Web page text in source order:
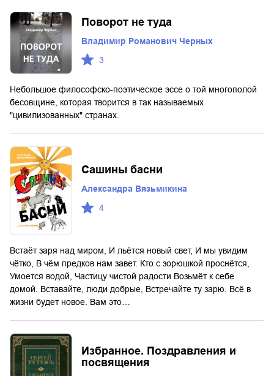
Поворот не туда
Владимир Романович Черных
3
Небольшое философско-поэтическое эссе о той многополой
бесовщине, которая творится в так называемых
"цивилизованных" странах.
Сашины басни
Александра Вязьмикина
4
Встаёт заря над миром, И льётся новый свет, И мы увидим
чётко, В чём предков нам завет. Кто с зорюшкой проснётся,
Умоется водой, Частицу чистой радости Возьмёт к себе
домой. Вставайте, люди добрые, Встречайте ту зарю. Всё в
жизни будет новое. Вам это…
Избранное. Поздравления и
посвящения